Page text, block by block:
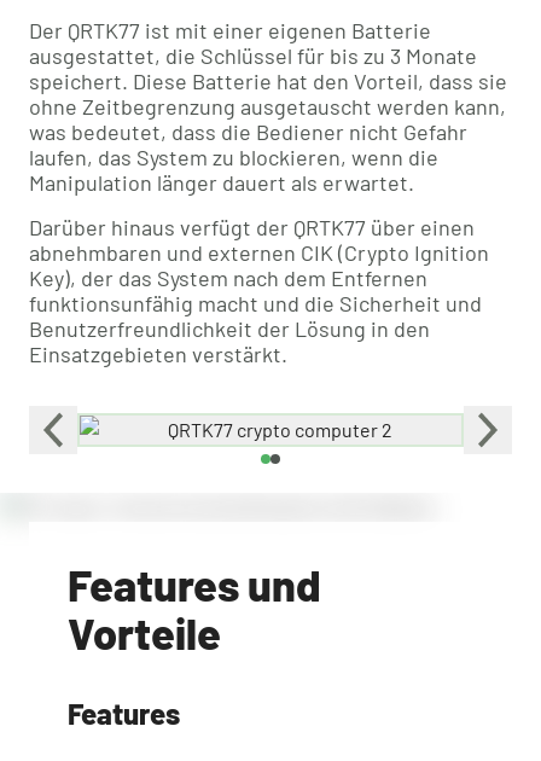
Der QRTK77 ist mit einer eigenen Batterie
ausgestattet, die Schlüssel für bis zu 3 Monate
speichert. Diese Batterie hat den Vorteil, dass sie
ohne Zeitbegrenzung ausgetauscht werden kann,
was bedeutet, dass die Bediener nicht Gefahr
laufen, das System zu blockieren, wenn die
Manipulation länger dauert als erwartet.
Darüber hinaus verfügt der QRTK77 über einen
abnehmbaren und externen CIK (Crypto Ignition
Key), der das System nach dem Entfernen
funktionsunfähig macht und die Sicherheit und
Benutzerfreundlichkeit der Lösung in den
Einsatzgebieten verstärkt.
Features und
Vorteile
Features